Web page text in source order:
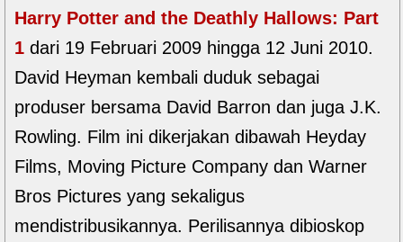
Harry Potter and the Deathly Hallows: Part
1 dari 19 Februari 2009 hingga 12 Juni 2010.
David Heyman kembali duduk sebagai
produser bersama David Barron dan juga J.K.
Rowling. Film ini dikerjakan dibawah Heyday
Films, Moving Picture Company dan Warner
Bros Pictures yang sekaligus
mendistribusikannya. Perilisannya dibioskop